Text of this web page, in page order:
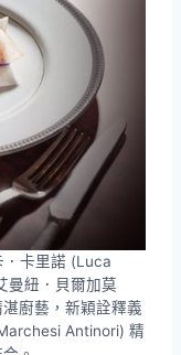
．卡里諾 (Luca
曼紐．貝爾加莫
廚藝，新穎詮釋義
Antinori) 精